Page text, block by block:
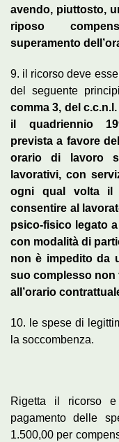
avendo, piuttosto,
riposo
superamento
9. il ricorso deve
del seguente
comma 3, del
il quadriennio
prevista a favore
orario di lavoro
lavorativi, con
ogni qual volta il
consentire al
psico-fisico legato
con modalità di
non è impedito da
suo complesso non
all’orario
10. le spese di
la soccombenza.
Rigetta il ricorso e
pagamento delle
1.500,00 per